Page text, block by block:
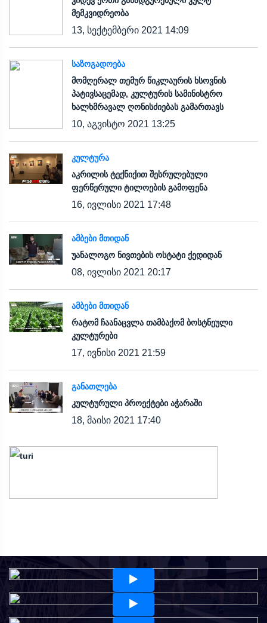
მემკვიდრეობა
13, სექტემბერი 2021 14:09
ᲡᲐᲖᲝᲒᲐᲓᲝᲔᲑᲐ
მომღერალ თემურ წიკლაურის ხსოვნის
პატივსაცემად, კულტურის სამინისტრო
ხალხმრავალ ღონისძიებას გამართავს
10, აგვისტო 2021 13:25
ᲙᲣᲚᲢᲣᲠᲐ
აკრილის ტექნიქით შესრულებული
ფერწერული ტილოების გამოფენა
16, ივლისი 2021 17:48
ᲐᲛᲑᲔᲑᲘ ᲛᲗᲘᲓᲐᲜ
უანალოგო ნივთების ოსტატი ქედიდან
08, ივლისი 2021 20:17
ᲐᲛᲑᲔᲑᲘ ᲛᲗᲘᲓᲐᲜ
რატომ ჩაანაცვლა თამბაქომ ბოსტნეული
კულტურები
17, ივნისი 2021 21:59
ᲒᲐᲜᲐᲗᲚᲔᲑᲐ
კულტურული პროექტები აჭარაში
18, მაისი 2021 17:40
s
s